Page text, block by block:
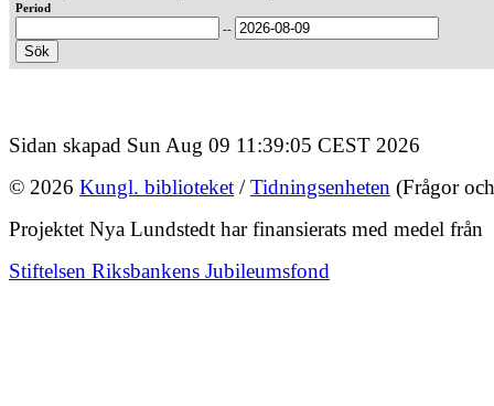
Period
--
Sidan skapad Sun Aug 09 11:39:05 CEST 2026
© 2026 Kungl. biblioteket /Tidningsenheten (Frågor
Projektet Nya Lundstedt har finansierats med medel från
Stiftelsen Riksbankens Jubileumsfond